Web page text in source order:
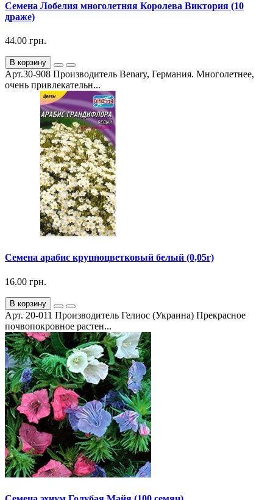
Семена Лобелия многолетняя Королева Виктория (10
драже)
44.00 грн.
В корзину
Арт.30-908 Производитель Benary, Германия. Многолетнее,
очень привлекательн...
Семена арабис крупноцветковый белый (0,05г)
16.00 грн.
В корзину
Арт. 20-011 Производитель Гелиос (Украина) Прекрасное
почвопокровное растен...